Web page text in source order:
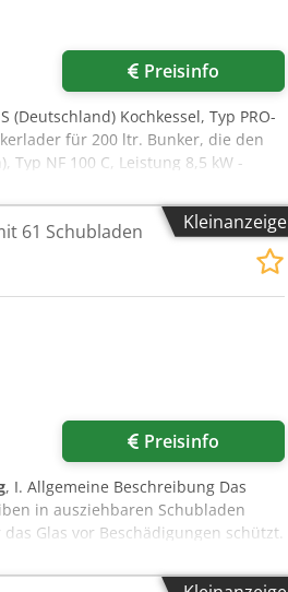
Preisinfo
(Deutschland) Kochkessel, Typ PRO-
für 200 ltr. Bunker, die den
Typ NF 100 C, Leistung 8,5 kW -
Dcedpfxjfwmt Uj Apcjk -
Abwasser- und
mit Treppe, Abmessungen:
Typ 01AAH / WS - TIROMAT BL-
Kleinanzeige
61 Schubladen
Preisinfo
, I. Allgemeine Beschreibung Das
in ausziehbaren Schubladen
Glas vor Beschädigungen schützt.
II. Technische Hauptdaten •